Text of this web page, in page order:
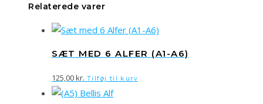
Relaterede varer
SÆT MED 6 ALFER (A1-A6)
125,00kr. Tilføj til kurv